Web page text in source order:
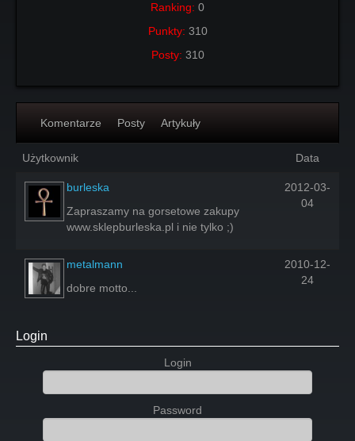
Ranking: 0
Punkty: 310
Posty: 310
Komentarze Posty Artykuły
Użytkownik Data
burleska
Zapraszamy na gorsetowe zakupy
www.sklepburleska.pl i nie tylko ;)
2012-03-
04
metalmann
dobre motto...
2010-12-
24
Login
Login
Password